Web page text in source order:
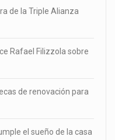
de la Triple Alianza
Rafael Filizzola sobre
de renovación para
el sueño de la casa